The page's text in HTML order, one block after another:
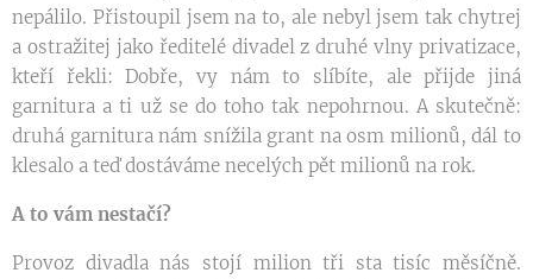
nepálilo. Přistoupil jsem na to, ale nebyl jsem tak chytrej
a ostražitej jako ředitelé divadel z druhé vlny privatizace,
kteří řekli: Dobře, vy nám to slíbíte, ale přijde jiná
garnitura a ti už se do toho tak nepohrnou. A skutečně:
druhá garnitura nám snížila grant na osm milionů, dál to
klesalo a teď dostáváme necelých pět milionů na rok.
A to vám nestačí?
Provoz divadla nás stojí milion tři sta tisíc měsíčně.